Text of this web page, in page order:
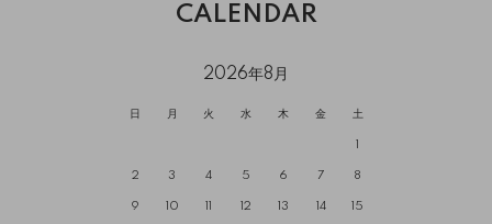
CALENDAR
2026年8月
日 月 火 水 木 金 土
1
2 3 4 5 6 7 8
9 10 11 12 13 14 15